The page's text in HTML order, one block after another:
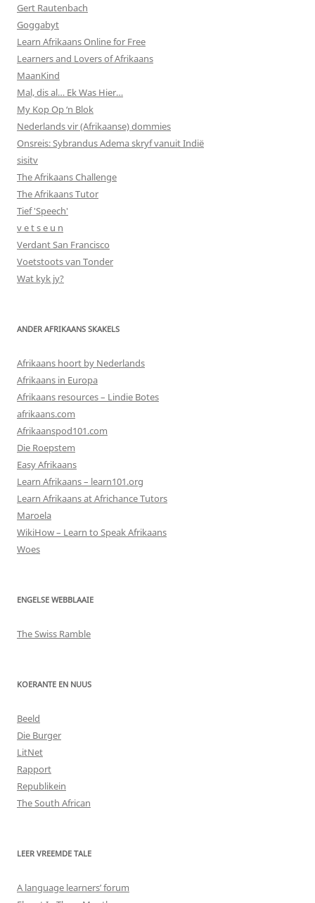
Gert Rautenbach
Goggabyt
Learn Afrikaans Online for Free
Learners and Lovers of Afrikaans
MaanKind
Mal, dis al… Ek Was Hier…
My Kop Op ‘n Blok
Nederlands vir (Afrikaanse) dommies
Onsreis: Sybrandus Adema skryf vanuit Indië
sisitv
The Afrikaans Challenge
The Afrikaans Tutor
Tief 'Speech'
v e t s e u n
Verdant San Francisco
Voetstoots van Tonder
Wat kyk jy?
ANDER AFRIKAANS SKAKELS
Afrikaans hoort by Nederlands
Afrikaans in Europa
Afrikaans resources – Lindie Botes
afrikaans.com
Afrikaanspod101.com
Die Roepstem
Easy Afrikaans
Learn Afrikaans – learn101.org
Learn Afrikaans at Africhance Tutors
Maroela
WikiHow – Learn to Speak Afrikaans
Woes
ENGELSE WEBBLAAIE
The Swiss Ramble
KOERANTE EN NUUS
Beeld
Die Burger
LitNet
Rapport
Republikein
The South African
LEER VREEMDE TALE
A language learners’ forum